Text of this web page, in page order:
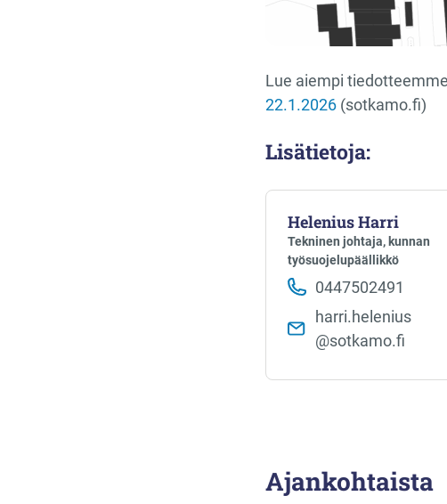
Lue aiempi
22.1.2026(sotkamo.fi)
Lisätietoja:
Helenius Harri
Tekninen johtaja, kunnan
työsuojelupäällikkö
0447502491
harri.helenius​
@sotkamo.fi
Ajankohtaista